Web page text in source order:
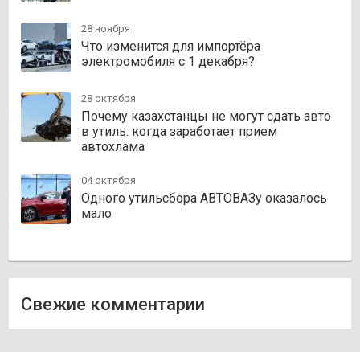
28 ноября
Что изменится для импортёра
электромобиля с 1 декабря?
28 октября
Почему казахстанцы не могут сдать авто
в утиль: когда заработает прием
автохлама
04 октября
Одного утильсбора АВТОВАЗу оказалось
мало
Свежие комментарии